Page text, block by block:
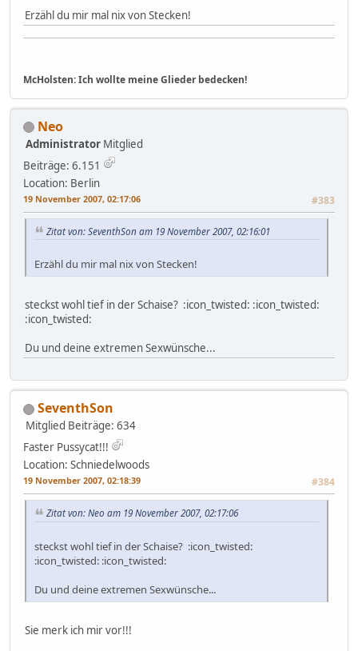
Erzähl du mir mal nix von Stecken!
McHolsten: Ich wollte meine Glieder bedecken!
Neo
Administrator Mitglied
Beiträge: 6.151
Location: Berlin
19 November 2007, 02:17:06 #383
Zitat von: SeventhSon am 19 November 2007, 02:16:01
Erzähl du mir mal nix von Stecken!
steckst wohl tief in der Schaise? :icon_twisted: :icon_twisted:
:icon_twisted:
Du und deine extremen Sexwünsche...
SeventhSon
Mitglied Beiträge: 634
Faster Pussycat!!!
Location: Schniedelwoods
19 November 2007, 02:18:39 #384
Zitat von: Neo am 19 November 2007, 02:17:06
steckst wohl tief in der Schaise? :icon_twisted:
:icon_twisted: :icon_twisted:
Du und deine extremen Sexwünsche...
Sie merk ich mir vor!!!